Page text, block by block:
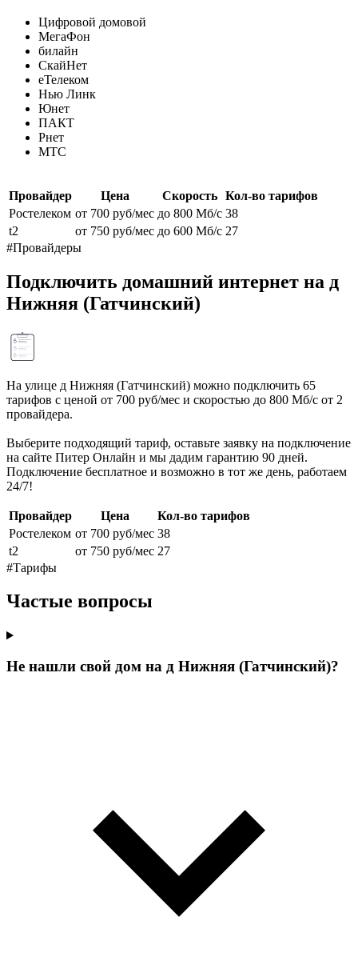
Цифровой домовой
МегаФон
билайн
СкайНет
еТелеком
Нью Линк
Юнет
ПАКТ
Рнет
МТС
Провайдер Цена Скорость Кол-во тарифов
Ростелеком от 700 руб/мес до 800 Мб/с 38
t2
от 750 руб/мес до 600 Мб/с 27
#Провайдеры
Подключить домашний интернет на д
Нижняя (Гатчинский)
На улице д Нижняя (Гатчинский) можно подключить 65
тарифов с ценой от 700 руб/мес и скоростью до 800 Мб/с от 2
провайдера.
Выберите подходящий тариф, оставьте заявку на подключение
на сайте Питер Онлайн и мы дадим гарантию 90 дней.
Подключение бесплатное и возможно в тот же день, работаем
24/7!
Провайдер Цена
Кол-во тарифов
Ростелеком от 700 руб/мес 38
t2
от 750 руб/мес 27
#Тарифы
Частые вопросы
Не нашли свой дом на д Нижняя (Гатчинский)?